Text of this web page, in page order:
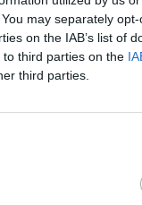
may separately
on the IAB’s list of
third parties on the
third parties.